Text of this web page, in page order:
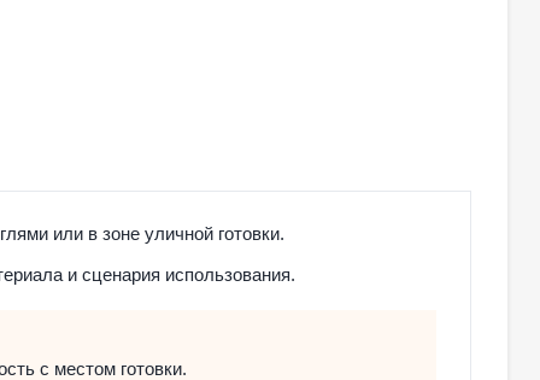
или в зоне уличной готовки.
и сценария использования.
с местом готовки.